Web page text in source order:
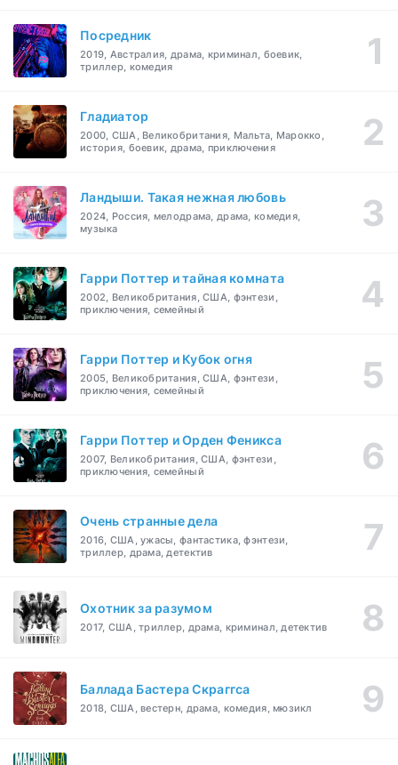
Посредник
2019, Австралия, драма, криминал, боевик,
триллер, комедия
Гладиатор
2000, США, Великобритания, Мальта, Марокко,
история, боевик, драма, приключения
Ландыши. Такая нежная любовь
2024, Россия, мелодрама, драма, комедия,
музыка
Гарри Поттер и тайная комната
2002, Великобритания, США, фэнтези,
приключения, семейный
Гарри Поттер и Кубок огня
2005, Великобритания, США, фэнтези,
приключения, семейный
Гарри Поттер и Орден Феникса
2007, Великобритания, США, фэнтези,
приключения, семейный
Очень странные дела
2016, США, ужасы, фантастика, фэнтези,
триллер, драма, детектив
Охотник за разумом
2017, США, триллер, драма, криминал, детектив
Баллада Бастера Скраггса
2018, США, вестерн, драма, комедия, мюзикл